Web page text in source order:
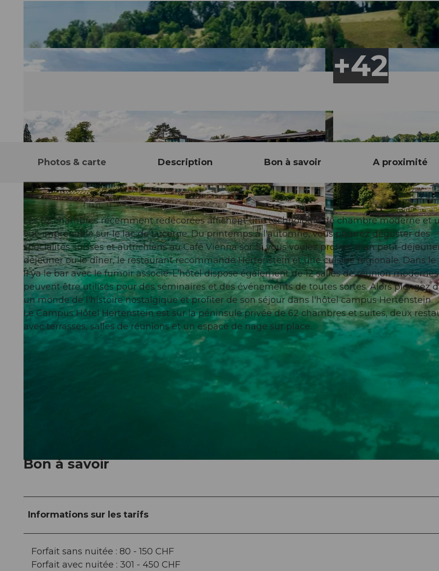
© swisshotel, Klaus Lorke NO LIMIT FOTODESIGN
© Campus Hotel Hertenstein | CC-BY-NC-ND © Campus Hotel Hertenstein
Photos & carte Description Bon à savoir A proximité
Les 62 chambres récemment redécorées affichent une technologie de chambre moderne et
vue imprenable sur le lac de Lucerne. Du printemps à l'automne, vous pourrez déguster des
spécialités suisses et autrichiens au Café Vienna soi. Si vous voulez profiter d'un petit-
déjeuner ou le dîner, le restaurant recommande Hertenstein et une cuisine régionale. Dans le
il ya le bar avec le fumoir associé. L'hôtel dispose également de 12 salles de réunion
peuvent être utilisés pour des séminaires et des événements de toutes sortes. Alors plongez
un monde de l'histoire nostalgique et profiter de son séjour dans l'hôtel campus Hertenstein.
Le Campus Hôtel Hertenstein est sur ​​la péninsule privée de 62 chambres et suites, deux
avec terrasses, salles de réunions et un espace de nage sur place.
Bon à savoir
Informations sur les tarifs
Forfait sans nuitée : 80 - 150 CHF
Forfait avec nuitée : 301 - 450 CHF